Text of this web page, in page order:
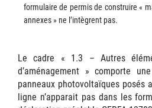
formulaire de permis de construire «
annexes » ne l’intègrent pas.
Le cadre « 1.3 – Autres
d’aménagement » comporte
panneaux photovoltaïques posés
ligne n’apparait pas dans les